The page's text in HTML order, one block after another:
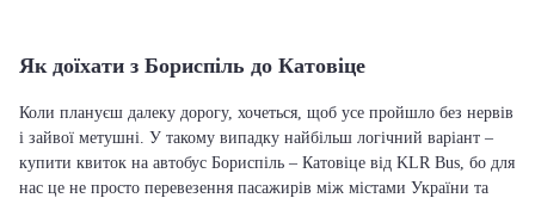
Як доїхати з Бориспіль до Катовіце
Коли плануєш далеку дорогу, хочеться, щоб усе пройшло без нервів
і зайвої метушні. У такому випадку найбільш логічний варіант –
купити квиток на автобус Бориспіль – Катовіце від KLR Bus, бо для
нас це не просто перевезення пасажирів між містами України та